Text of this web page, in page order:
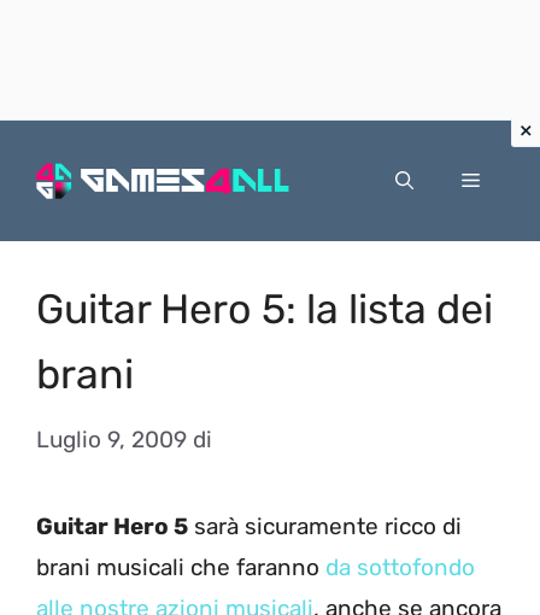
Menu
Guitar Hero 5: la lista dei
brani
Luglio 9, 2009 di
Guitar Hero 5 sarà sicuramente ricco di
brani musicali che faranno da sottofondo
alle nostre azioni musicali, anche se ancora